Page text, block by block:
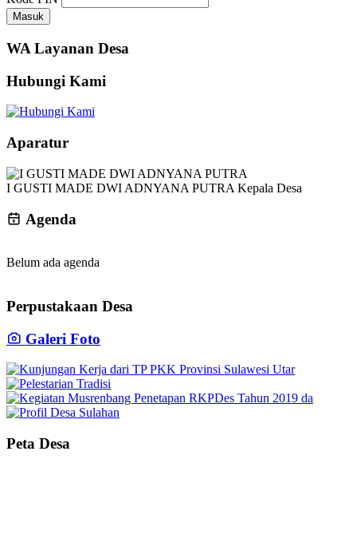
Masuk
WA Layanan Desa
Hubungi Kami
Aparatur
I GUSTI MADE DWI ADNYANA PUTRA Kepala Desa
Agenda
Belum ada agenda
Perpustakaan Desa
Galeri Foto
Peta Desa